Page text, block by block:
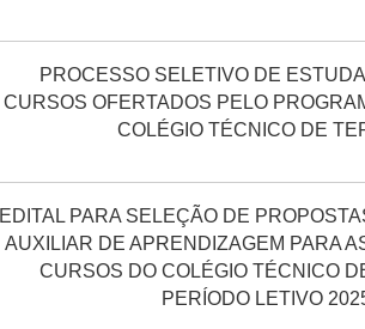
PROCESSO SELETIVO DE
CURSOS OFERTADOS PELO
COLÉGIO TÉCNICO DE
EDITAL PARA SELEÇÃO DE
AUXILIAR DE APRENDIZAGEM PARA
CURSOS DO COLÉGIO TÉCNICO
PERÍODO LETIVO